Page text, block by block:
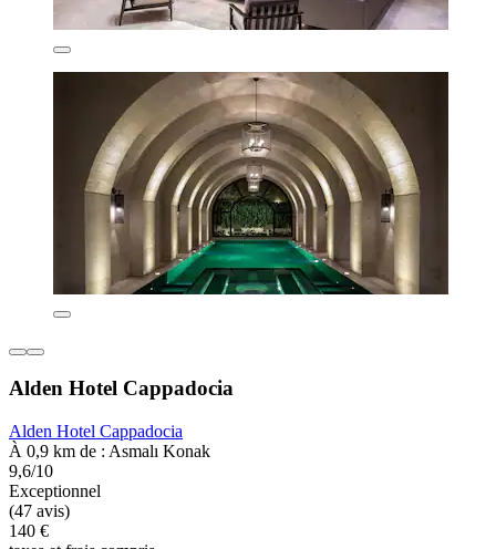
Alden Hotel Cappadocia
Alden Hotel Cappadocia
À 0,9 km de : Asmalı Konak
9,6/10
Exceptionnel
(47 avis)
140 €